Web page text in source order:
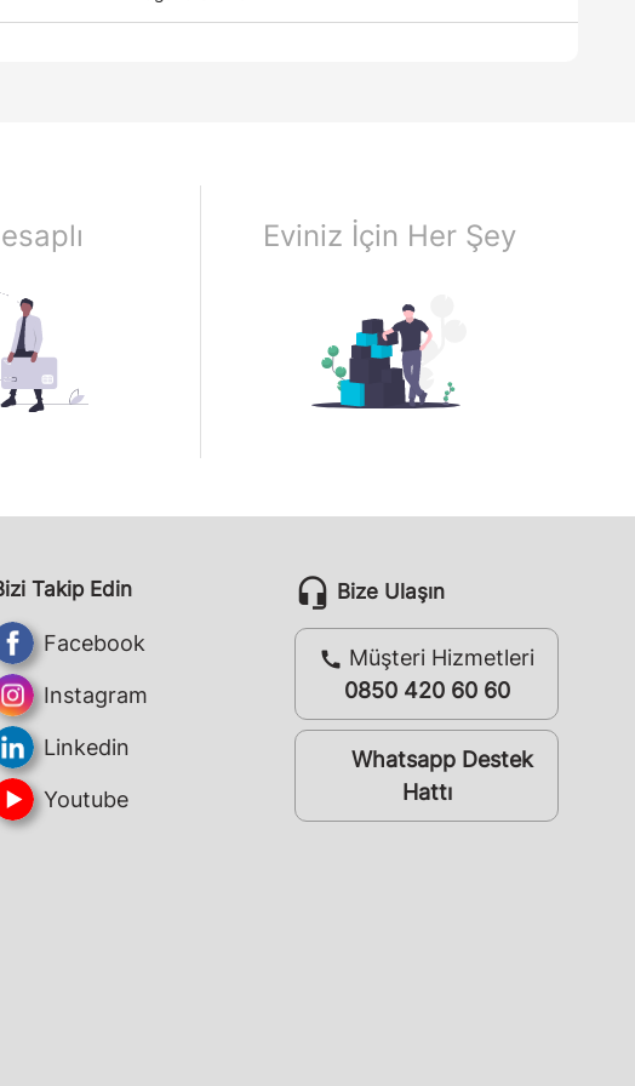
Eviniz İçin Her Şey
Takip Edin
Facebook
Instagram
Linkedin
Youtube
headset_mic Bize Ulaşın
call Müşteri Hizmetleri
0850 420 60 60
whatsappWhatsapp Destek
Hattı